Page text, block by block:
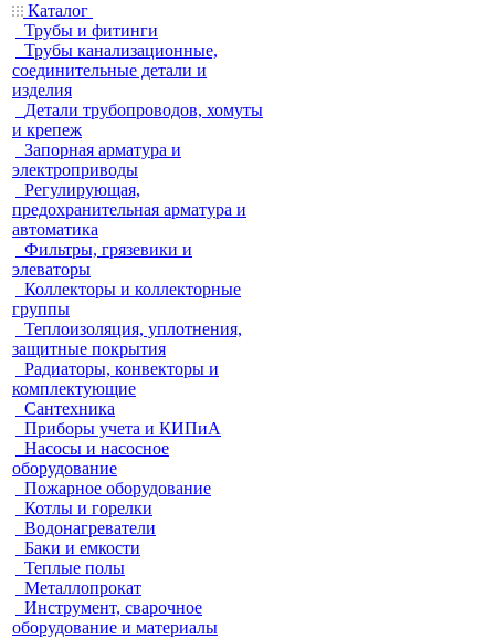
Каталог
Трубы и фитинги
Трубы канализационные,
соединительные детали и
изделия
Детали трубопроводов, хомуты
и крепеж
Запорная арматура и
электроприводы
Регулирующая,
предохранительная арматура и
автоматика
Фильтры, грязевики и
элеваторы
Коллекторы и коллекторные
группы
Теплоизоляция, уплотнения,
защитные покрытия
Радиаторы, конвекторы и
комплектующие
Сантехника
Приборы учета и КИПиА
Насосы и насосное
оборудование
Пожарное оборудование
Котлы и горелки
Водонагреватели
Баки и емкости
Теплые полы
Металлопрокат
Инструмент, сварочное
оборудование и материалы